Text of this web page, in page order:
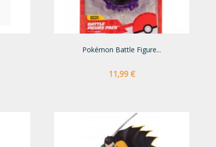
Pokémon Battle Figure...
Preço
11,99 €